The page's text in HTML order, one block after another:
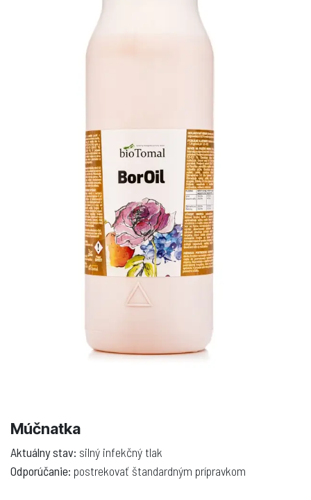
Múčnatka
Aktuálny stav: silný infekčný tlak
Odporúčanie: postrekovať štandardným prípravkom